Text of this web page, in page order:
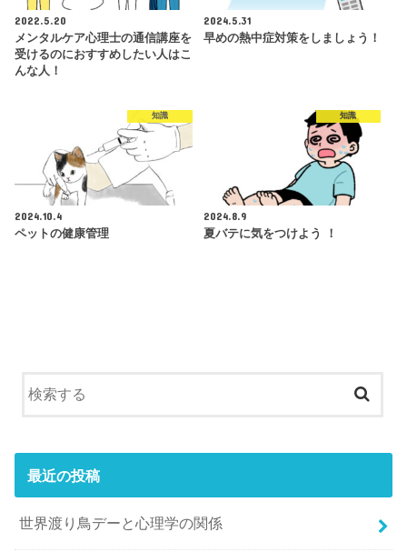
2022.5.20
メンタルケア心理士の通信講座を
受けるのにおすすめしたい人はこ
んな人！
2024.5.31
早めの熱中症対策をしましょう！
知識
2024.10.4
ペットの健康管理
知識
2024.8.9
夏バテに気をつけよう ！
最近の投稿
世界渡り鳥デーと心理学の関係